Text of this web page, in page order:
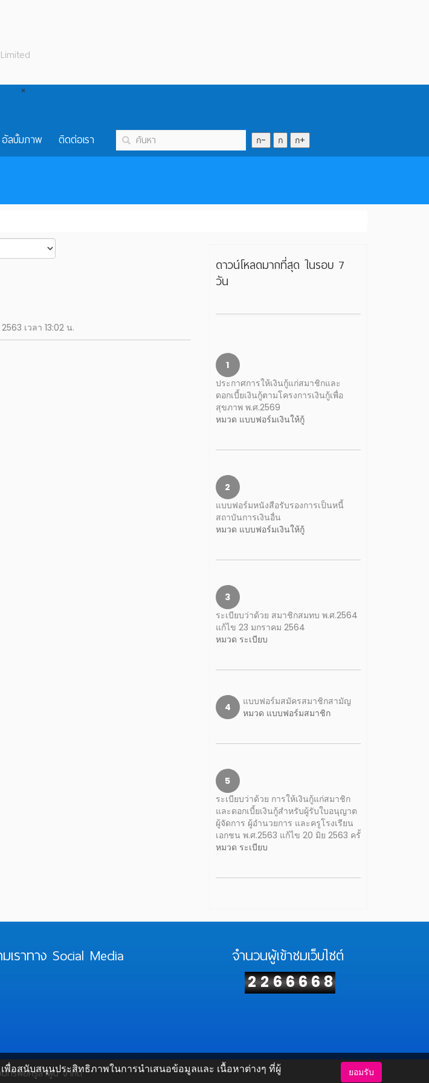
×
อัลบั้มภาพ ติดต่อเรา ก- ก ก+
เวลา 13:02 น.
ดาวน์โหลดมากที่สุด ในรอบ 7
วัน
1
ประกาศการให้เงินกู้แก่สมาชิกและ
ดอกเบี้ยเงินกู้ตามโครงการเงินกู้เพื่อ
สุขภาพ พ.ศ.2569
หมวด แบบฟอร์มเงินให้กู้
2
แบบฟอร์มหนังสือรับรองการเป็นหนี้
สถาบันการเงินอื่น
หมวด แบบฟอร์มเงินให้กู้
3
ระเบียบว่าด้วย สมาชิกสมทบ พ.ศ.2564
แก้ไข 23 มกราคม 2564
หมวด ระเบียบ
4
แบบฟอร์มสมัครสมาชิกสามัญ
หมวด แบบฟอร์มสมาชิก
5
ระเบียบว่าด้วย การให้เงินกู้แก่สมาชิก
และดอกเบี้ยเงินกู้สำหรับผู้รับใบอนุญาต
ผู้จัดการ ผู้อำนวยการ และครูโรงเรียน
เอกชน พ.ศ.2563 แก้ไข 20 มิย 2563 ครั้
หมวด ระเบียบ
เราทาง Social Media จำนวนผู้เข้าชมเว็บไซต์
2 266668
ทรัพย์ครูลำพูน จำกัด
พื่อสนับสนุนประสิทธิภาพในการนำเสนอข้อมูลและ เนื้อหาต่างๆ ที่ผู้
ยอมรับ